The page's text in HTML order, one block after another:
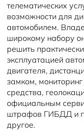
телематических
возможности для
автомобилем.
широкому набору
решить
эксплуатацией
двигателя,
замком, мониторинг
средства,
официальным
штрафов ГИБДД и
другое.